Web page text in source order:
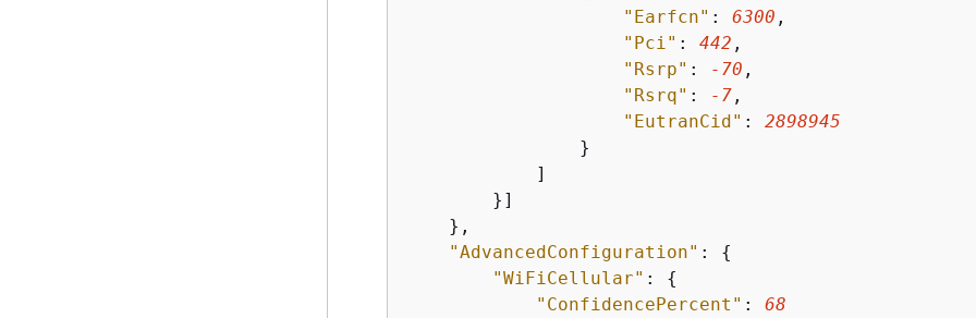
"Earfcn" : 6300 ,
"Pci" : 442 ,
"Rsrp" : -70 ,
"Rsrq" : -7 ,
"EutranCid" : 2898945
                }
            ]
        }]
    },
"AdvancedConfiguration" : {
"WiFiCellular" : {
"ConfidencePercent" : 68